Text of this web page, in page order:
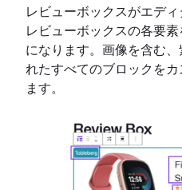
レビューボックスがエデ
レビューボックスの各要
になります。画像を含む
れたすべてのブロックを
ます。